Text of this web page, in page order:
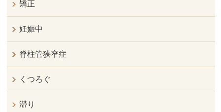
矯正
妊娠中
脊柱管狭窄症
くつろぐ
滞り